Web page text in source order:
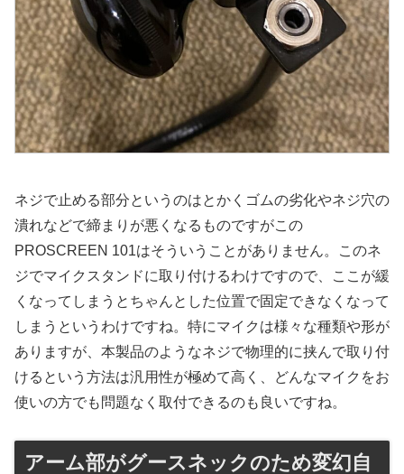
ネジで止める部分というのはとかくゴムの劣化やネジ穴の
潰れなどで締まりが悪くなるものですがこの
PROSCREEN 101はそういうことがありません。このネ
ジでマイクスタンドに取り付けるわけですので、ここが緩
くなってしまうとちゃんとした位置で固定できなくなって
しまうというわけですね。特にマイクは様々な種類や形が
ありますが、本製品のようなネジで物理的に挟んで取り付
けるという方法は汎用性が極めて高く、どんなマイクをお
使いの方でも問題なく取付できるのも良いですね。
アーム部がグースネックのため変幻自